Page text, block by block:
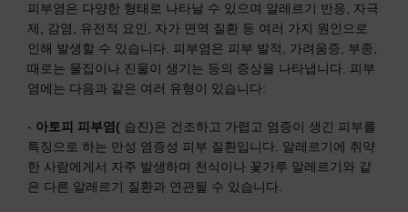
피부염은 다양한 형태로 나타날 수 있으며 알레르기 반응, 자극
제, 감염, 유전적 요인, 자가 면역 질환 등 여러 가지 원인으로
인해 발생할 수 있습니다. 피부염은 피부 발적, 가려움증, 부종,
때로는 물집이나 진물이 생기는 등의 증상을 나타냅니다. 피부
염에는 다음과 같은 여러 유형이 있습니다:
- 아토피 피부염( 습진)은 건조하고 가렵고 염증이 생긴 피부를
특징으로 하는 만성 염증성 피부 질환입니다. 알레르기에 취약
한 사람에게서 자주 발생하며 천식이나 꽃가루 알레르기와 같
은 다른 알레르기 질환과 연관될 수 있습니다.